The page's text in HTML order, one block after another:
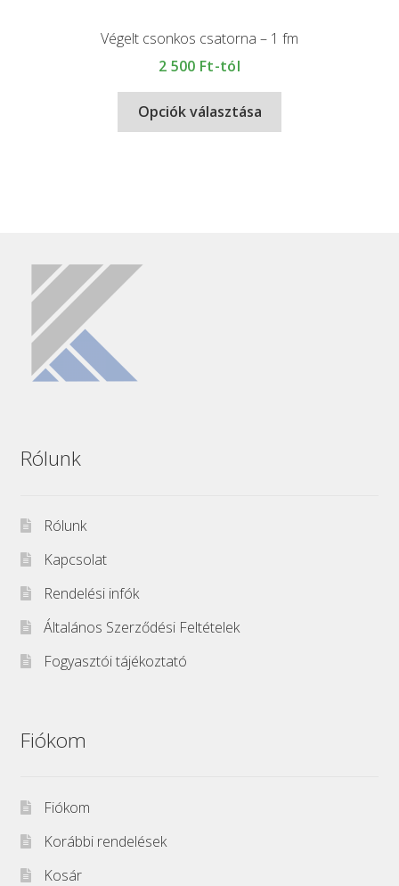
Végelt csonkos csatorna – 1 fm
2 500 Ft-tól
Opciók választása
Rólunk
Rólunk
Kapcsolat
Rendelési infók
Általános Szerződési Feltételek
Fogyasztói tájékoztató
Fiókom
Fiókom
Korábbi rendelések
Kosár